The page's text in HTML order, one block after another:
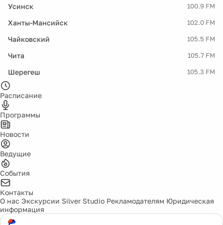
Усинск 100.9 FM
Ханты-Мансийск 102.0 FM
Чайковский 105.5 FM
Чита 105.7 FM
Шерегеш 105.3 FM
Расписание
Программы
Новости
Ведущие
События
Контакты
О нас Экскурсии Silver Studio Рекламодателям Юридическая
информация